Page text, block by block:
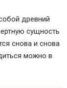
древний
сущность
снова и снова
можно в